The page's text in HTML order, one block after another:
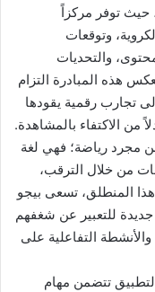
الحملة من 13 إلى 28 يونيو 2026، حيث توفر مركزاً
وتوقعات
والتحديات
هذه المبادرة التزام
تجارب رقمية يقودها
من الاكتفاء بالمشاهدة.
مجرد رياضة؛ فهي لغة
من خلال الترقب،
المنطلق، تسعى بيجو
للتعبير عن شغفهم
التفاعلية على
تتضمن مهام